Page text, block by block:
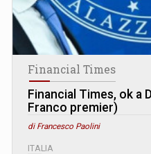
Financial Times
Financial Times, ok a
Franco premier)
di Francesco Paolini
ITALIA